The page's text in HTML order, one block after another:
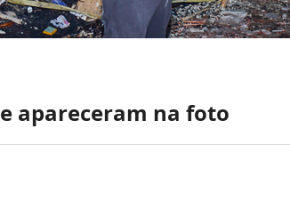
apareceram na foto